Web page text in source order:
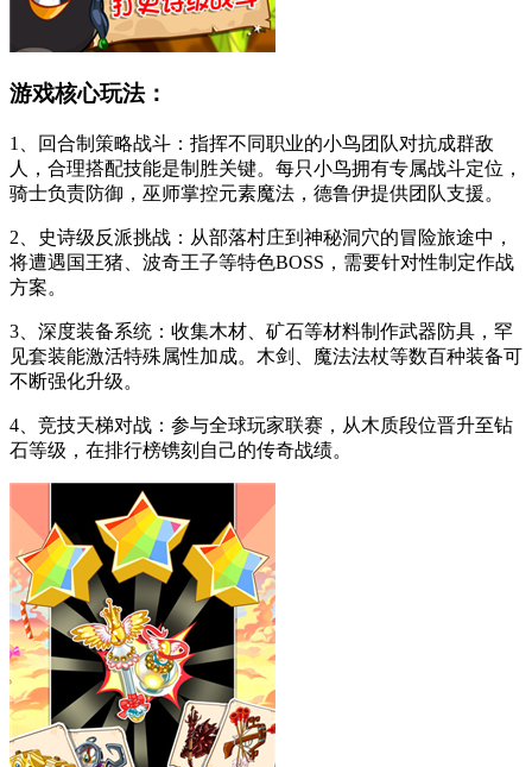
游戏核心玩法：
1、回合制策略战斗：指挥不同职业的小鸟团队对抗成群敌
人，合理搭配技能是制胜关键。每只小鸟拥有专属战斗定位，
骑士负责防御，巫师掌控元素魔法，德鲁伊提供团队支援。
2、史诗级反派挑战：从部落村庄到神秘洞穴的冒险旅途中，
将遭遇国王猪、波奇王子等特色BOSS，需要针对性制定作战
方案。
3、深度装备系统：收集木材、矿石等材料制作武器防具，罕
见套装能激活特殊属性加成。木剑、魔法法杖等数百种装备可
不断强化升级。
4、竞技天梯对战：参与全球玩家联赛，从木质段位晋升至钻
石等级，在排行榜镌刻自己的传奇战绩。